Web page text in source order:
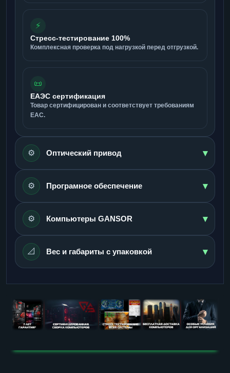
⚡
Стресс-тестирование 100%
Комплексная проверка под нагрузкой перед отгрузкой.
📜
ЕАЭС сертификация
Товар сертифицирован и соответствует требованиям
ЕАС.
⚙️ Оптический привод ▾
⚙️ Програмное обеспечение ▾
⚙️ Компьютеры GANSOR ▾
📐 Вес и габариты с упаковкой ▾